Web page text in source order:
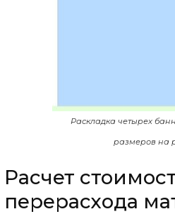
Раскладка четырех
размеров на
Расчет
перерасхода